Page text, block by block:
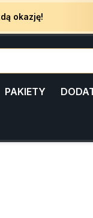
okazję!
PAKIETY